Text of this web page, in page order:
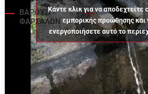
ΒΑΡΟΥΣΙ
ΦΑΡΣΑΛΩΝ
Κάντε κλικ για να αποδεχτείτε
εμπορικής προώθησης και
ενεργοποιήσετε αυτό το